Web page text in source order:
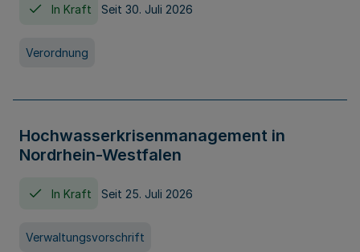
In Kraft Seit 30. Juli 2026
Verordnung
Hochwasserkrisenmanagement in
Nordrhein-Westfalen
In Kraft Seit 25. Juli 2026
Verwaltungsvorschrift